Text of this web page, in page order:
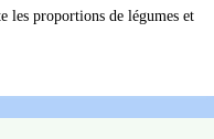
les proportions de légumes et